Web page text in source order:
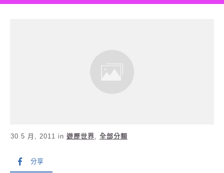
30 5 月, 2011 in 遊歷世界, 全部分類
分享